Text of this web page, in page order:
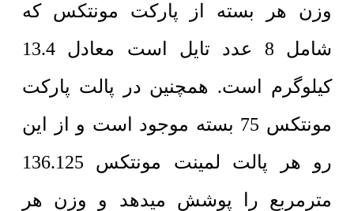
وزن هر بسته از پارکت مونتکس که
شامل 8 عدد تایل است معادل 13.4
کیلوگرم است. همچنین در پالت پارکت
مونتکس 75 بسته موجود است و از این
رو هر پالت لمینت مونتکس 136.125
مترمربع را پوشش میدهد و وزن هر